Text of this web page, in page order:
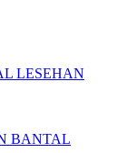
LESEHAN
BANTAL